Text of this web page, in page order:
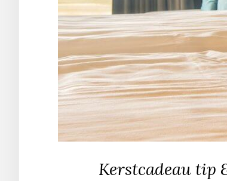
Kerstcadeau tip